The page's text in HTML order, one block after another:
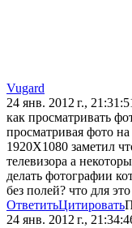
Vugard
24 янв. 2012 г.,
как просматривать
просматривая фото
1920Х1080 заметил
телевизора а
делать фотографии
без полей? что для
ОтветитьЦитировать
24 янв. 2012 г.,